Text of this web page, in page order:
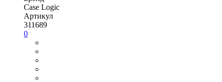
Case Logic
Артикул
311689
0